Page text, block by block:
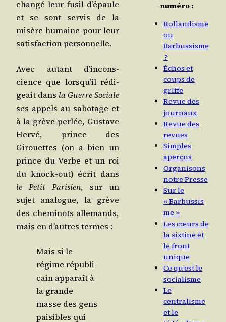
chan­gé leur fusil d’é­paule
et se sont ser­vis de la
misère humaine pour leur
satis­fac­tion personnelle.
Avec autant d’in­cons­
cience que lors­qu’il rédi­
geait dans la Guerre Sociale
ses appels au sabo­tage et
à la grève per­lée, Gus­tave
Her­vé, prince des
Girouettes (on a bien un
prince du Verbe et un roi
du knock-out) écrit dans
le Petit Pari­sien, sur un
sujet ana­logue, la grève
des che­mi­nots alle­mands,
mais en d’autres termes :
Mais si le
régime répu­bli­
cain appa­raît à
la grande
masse des gens
pai­sibles qui
numéro :
Rollandisme
ou
Barbussisme
?
Échos et
coups de
griffe
Revue des
journaux
Revue des
revues
Simples
aperçus
Organisons
notre Presse
Sur le
« Barbussis
me »
Les cœurs de
la sixtine et
le front
unique
Ce qu’est le
socialisme
Le
centralisme
et le